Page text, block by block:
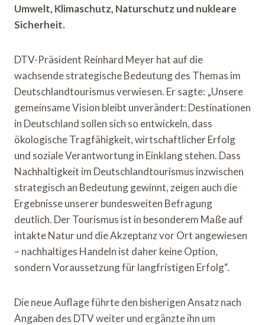
Umwelt, Klimaschutz, Naturschutz und nukleare
Sicherheit.
DTV-Präsident Reinhard Meyer hat auf die
wachsende strategische Bedeutung des Themas im
Deutschlandtourismus verwiesen. Er sagte: „Unsere
gemeinsame Vision bleibt unverändert: Destinationen
in Deutschland sollen sich so entwickeln, dass
ökologische Tragfähigkeit, wirtschaftlicher Erfolg
und soziale Verantwortung in Einklang stehen. Dass
Nachhaltigkeit im Deutschlandtourismus inzwischen
strategisch an Bedeutung gewinnt, zeigen auch die
Ergebnisse unserer bundesweiten Befragung
deutlich. Der Tourismus ist in besonderem Maße auf
intakte Natur und die Akzeptanz vor Ort angewiesen
– nachhaltiges Handeln ist daher keine Option,
sondern Voraussetzung für langfristigen Erfolg“.
Die neue Auflage führte den bisherigen Ansatz nach
Angaben des DTV weiter und ergänzte ihn um